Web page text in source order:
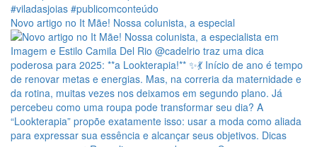
Novo artigo no It Mãe! Nossa colunista, a especial